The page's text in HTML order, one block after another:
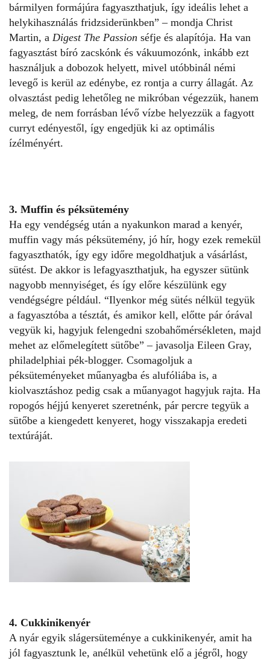
bármilyen formájúra fagyaszthatjuk, így ideális lehet a
helykihasználás fridzsiderünkben” – mondja Christ
Martin, a Digest The Passion séfje és alapítója. Ha van
fagyasztást bíró zacskónk és vákuumozónk, inkább ezt
használjuk a dobozok helyett, mivel utóbbinál némi
levegő is kerül az edénybe, ez rontja a curry állagát. Az
olvasztást pedig lehetőleg ne mikróban végezzük, hanem
meleg, de nem forrásban lévő vízbe helyezzük a fagyott
curryt edényestől, így engedjük ki az optimális
ízélményért.
3. Muffin és péksütemény
Ha egy vendégség után a nyakunkon marad a kenyér,
muffin vagy más péksütemény, jó hír, hogy ezek remekül
fagyaszthatók, így egy időre megoldhatjuk a vásárlást,
sütést. De akkor is lefagyaszthatjuk, ha egyszer sütünk
nagyobb mennyiséget, és így előre készülünk egy
vendégségre például. “Ilyenkor még sütés nélkül tegyük
a fagyasztóba a tésztát, és amikor kell, előtte pár órával
vegyük ki, hagyjuk felengedni szobahőmérsékleten, majd
mehet az előmelegített sütőbe” – javasolja Eileen Gray,
philadelphiai pék-blogger. Csomagoljuk a
péksüteményeket műanyagba és alufóliába is, a
kiolvasztáshoz pedig csak a műanyagot hagyjuk rajta. Ha
ropogós héjjú kenyeret szeretnénk, pár percre tegyük a
sütőbe a kiengedett kenyeret, hogy visszakapja eredeti
textúráját.
4. Cukkinikenyér
A nyár egyik slágersüteménye a cukkinikenyér, amit ha
jól fagyasztunk le, anélkül vehetünk elő a jégről, hogy